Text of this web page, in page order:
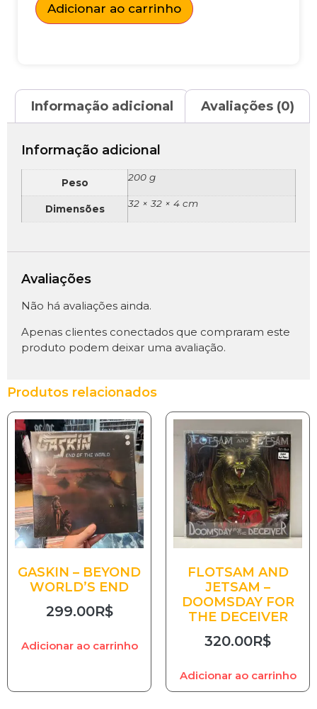
Adicionar ao carrinho
Informação adicional Avaliações (0)
Informação adicional
Peso 200 g
Dimensões 32 × 32 × 4 cm
Avaliações
Não há avaliações ainda.
Apenas clientes conectados que compraram este
produto podem deixar uma avaliação.
Produtos relacionados
GASKIN – BEYOND
WORLD’S END
299.00R$
Adicionar ao carrinho
FLOTSAM AND
JETSAM –
DOOMSDAY FOR
THE DECEIVER
320.00R$
Adicionar ao carrinho